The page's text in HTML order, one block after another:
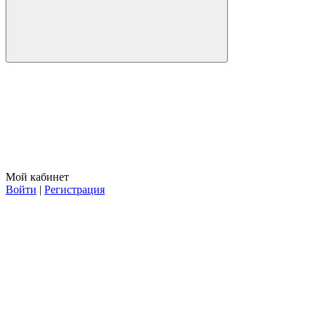
Мой кабинет
Войти | Регистрация